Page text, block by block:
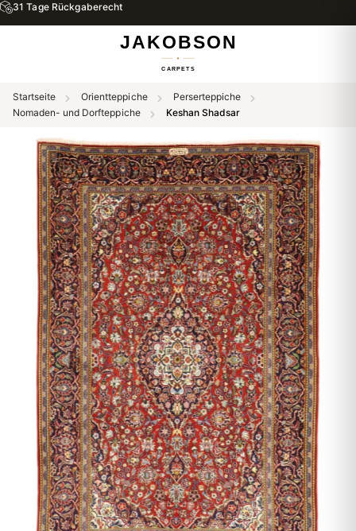
31 Tage Rückgaberecht
Startseite Orientteppiche
Perserteppiche
Nomaden- und Dorfteppiche
Keshan Shadsar